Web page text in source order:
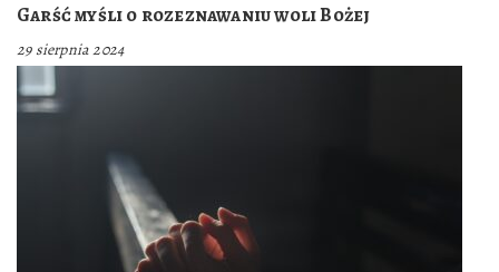
Garść myśli o rozeznawaniu woli Bożej
29 sierpnia 2024